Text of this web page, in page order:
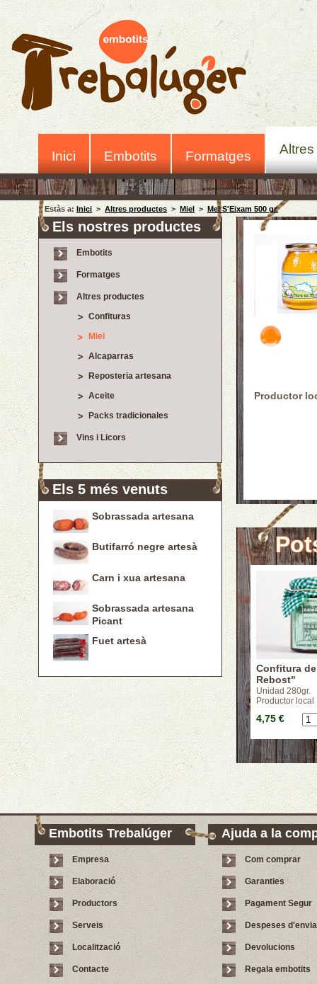
Inici Embotits Formatges
Estàs a: Inici > Altres productes > Miel > Mel S'Eixam 500 gr.
Els nostres productes
Embotits
Formatges
Altres productes
Confituras
Miel
Alcaparras
Reposteria artesana
Aceite
Packs tradicionales
Vins i Licors
Els 5 més venuts
Sobrassada artesana
Butifarró negre artesà
Carn i xua artesana
Sobrassada artesana
Picant
Fuet artesà
Productor
Confitura
Rebost"
Unidad 280gr.
Productor local
4,75 €
Embotits Trebalúger
Empresa
Elaboració
Productors
Serveis
Localització
Contacte
Ajuda a la
Com comprar
Garanties
Pagament Segur
Despeses
Devolucions
Regala embotits